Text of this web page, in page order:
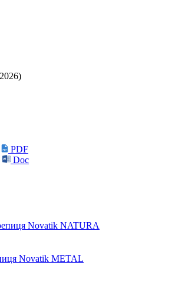
PDF
Doc
Novatik NATURA
Novatik METAL